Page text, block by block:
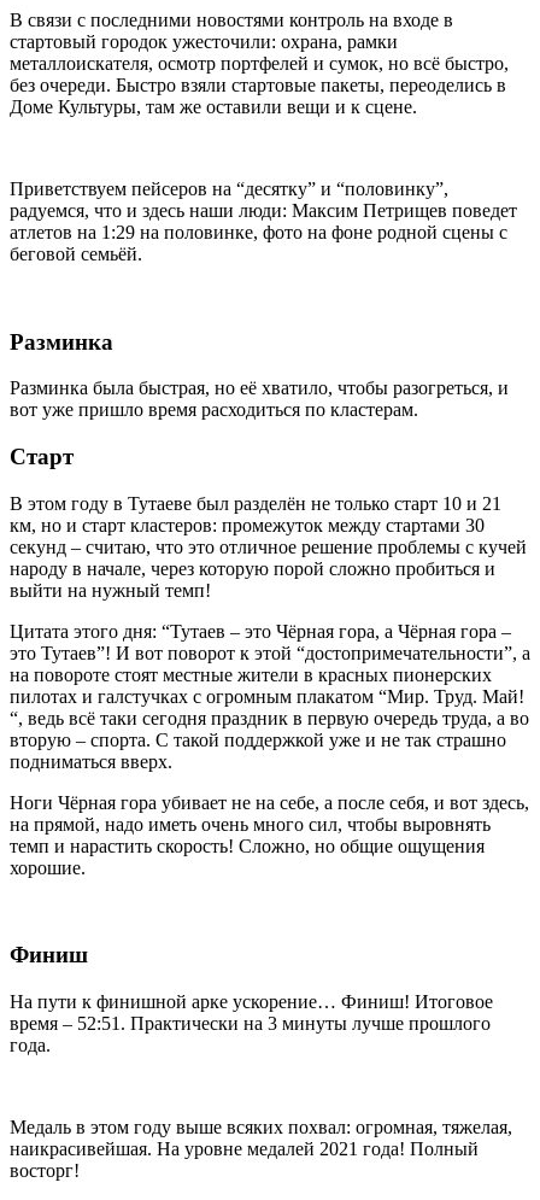
В связи с последними новостями контроль на входе в
стартовый городок ужесточили: охрана, рамки
металлоискателя, осмотр портфелей и сумок, но всё быстро,
без очереди. Быстро взяли стартовые пакеты, переоделись в
Доме Культуры, там же оставили вещи и к сцене.
Приветствуем пейсеров на “десятку” и “половинку”,
радуемся, что и здесь наши люди: Максим Петрищев поведет
атлетов на 1:29 на половинке, фото на фоне родной сцены с
беговой семьёй.
Разминка
Разминка была быстрая, но её хватило, чтобы разогреться, и
вот уже пришло время расходиться по кластерам.
Старт
В этом году в Тутаеве был разделён не только старт 10 и 21
км, но и старт кластеров: промежуток между стартами 30
секунд – считаю, что это отличное решение проблемы с кучей
народу в начале, через которую порой сложно пробиться и
выйти на нужный темп!
Цитата этого дня: “Тутаев – это Чёрная гора, а Чёрная гора –
это Тутаев”! И вот поворот к этой “достопримечательности”, а
на повороте стоят местные жители в красных пионерских
пилотах и галстучках с огромным плакатом “Мир. Труд. Май!
“, ведь всё таки сегодня праздник в первую очередь труда, а во
вторую – спорта. С такой поддержкой уже и не так страшно
подниматься вверх.
Ноги Чёрная гора убивает не на себе, а после себя, и вот здесь,
на прямой, надо иметь очень много сил, чтобы выровнять
темп и нарастить скорость! Сложно, но общие ощущения
хорошие.
Финиш
На пути к финишной арке ускорение… Финиш! Итоговое
время – 52:51. Практически на 3 минуты лучше прошлого
года.
Медаль в этом году выше всяких похвал: огромная, тяжелая,
наикрасивейшая. На уровне медалей 2021 года! Полный
восторг!